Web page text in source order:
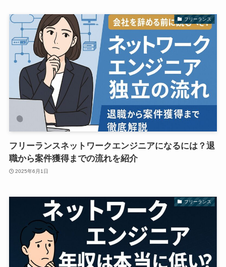
フリーランス
フリーランスネットワークエンジニアになるには？退
職から案件獲得までの流れを紹介
2025年6月1日
フリーランス